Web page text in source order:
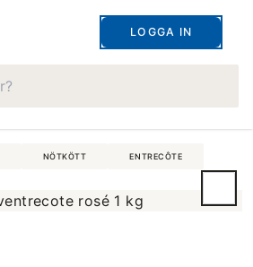
LOGGA IN
NÖTKÖTT ENTRECÔTE